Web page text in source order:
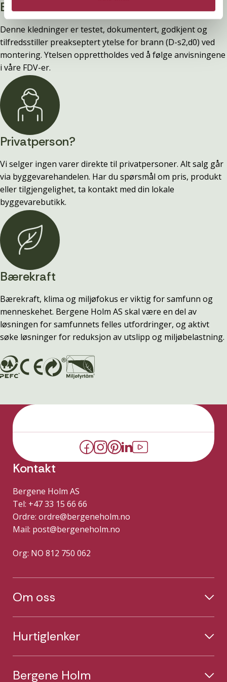
Branntestet
Denne kledninger er testet, dokumentert, godkjent og
tilfredsstiller preakseptert ytelse for brann (D-s2,d0) ved
montering. Ytelsen opprettholdes ved å følge anvisningene
i våre FDV-er.
Privatperson?
Vi selger ingen varer direkte til privatpersoner. Alt salg går
via byggevarehandelen. Har du spørsmål om pris, produkt
eller tilgjengelighet, ta kontakt med din lokale
byggevarebutikk.
Bærekraft
Bærekraft, klima og miljøfokus er viktig for samfunn og
menneskehet. Bergene Holm AS skal være en del av
løsningen for samfunnets felles utfordringer, og aktivt
søke løsninger for reduksjon av utslipp og miljøbelastning.
Kontakt
Bergene Holm AS
Tel: +47 33 15 66 66
Ordre: ordre@bergeneholm.no
Mail: post@bergeneholm.no
Org: NO 812 750 062
Om oss
Hurtiglenker
Bergene Holm